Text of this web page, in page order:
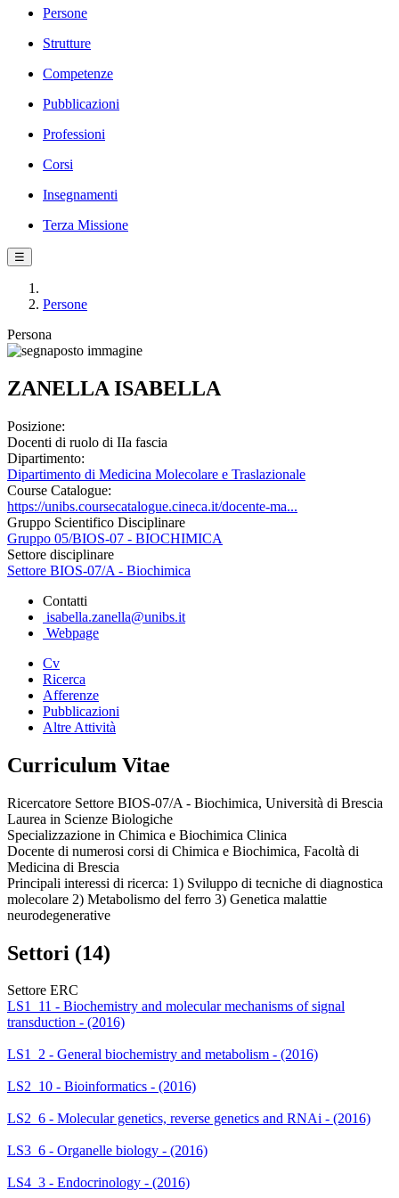
Persone
Strutture
Competenze
Pubblicazioni
Professioni
Corsi
Insegnamenti
Terza Missione
☰
Persone
Persona
ZANELLA ISABELLA
Posizione:
Docenti di ruolo di IIa fascia
Dipartimento:
Dipartimento di Medicina Molecolare e Traslazionale
Course Catalogue:
https://unibs.coursecatalogue.cineca.it/docente-ma...
Gruppo Scientifico Disciplinare
Gruppo 05/BIOS-07 - BIOCHIMICA
Settore disciplinare
Settore BIOS-07/A - Biochimica
Contatti
isabella.zanella@unibs.it
Webpage
Cv
Ricerca
Afferenze
Pubblicazioni
Altre Attività
Curriculum Vitae
Ricercatore Settore BIOS-07/A - Biochimica, Università di Brescia
Laurea in Scienze Biologiche
Specializzazione in Chimica e Biochimica Clinica
Docente di numerosi corsi di Chimica e Biochimica, Facoltà di
Medicina di Brescia
Principali interessi di ricerca: 1) Sviluppo di tecniche di diagnostica
molecolare 2) Metabolismo del ferro 3) Genetica malattie
neurodegenerative
Settori (14)
Settore ERC
LS1_11 - Biochemistry and molecular mechanisms of signal
transduction - (2016)
LS1_2 - General biochemistry and metabolism - (2016)
LS2_10 - Bioinformatics - (2016)
LS2_6 - Molecular genetics, reverse genetics and RNAi - (2016)
LS3_6 - Organelle biology - (2016)
LS4_3 - Endocrinology - (2016)